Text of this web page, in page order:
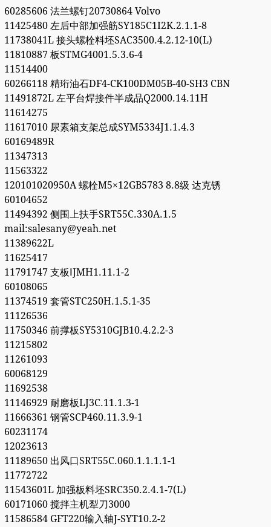
60285606 法兰螺钉20730864 Volvo
11425480 左后中部加强筋SY185C1I2K.2.1.1-8
11738041L 接头螺栓料坯SAC3500.4.2.12-10(L)
11810887 板STMG4001.5.3.6-4
11514400
60266118 精珩油石DF4-CK100DM05B-40-SH3 CBN
11491872L 左平台焊接件半成品Q2000.14.11H
11614275
11617010 尿素箱支架总成SYM5334J1.1.4.3
60169489R
11347313
11563322
120101020950A 螺栓M5×12GB5783 8.8级 达克锈
60104652
11494392 侧围上扶手SRT55C.330A.1.5
mail:salesany@yeah.net
11389622L
11625417
11791747 支板ⅠJMH1.11.1-2
60108065
11374519 套管STC250H.1.5.1-35
11126536
11750346 前撑板SY5310GJB10.4.2.2-3
11215802
11261093
60068129
11692538
11146929 耐磨板LJ3C.11.1.3-1
11666361 钢管SCP460.11.3.9-1
60231174
12023613
11189650 出风口SRT55C.060.1.1.1.1-1
11772722
11543601L 加强板料坯SRC350.2.4.1-7(L)
60171060 搅拌主机犁刀3000
11586584 GFT220输入轴J-SYT10.2-2